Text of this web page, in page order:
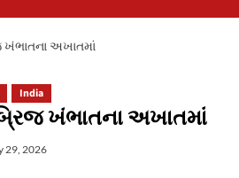
ખંભાતના અખાતમાં
India
ખંભાતના અખાતમાં
29, 2026